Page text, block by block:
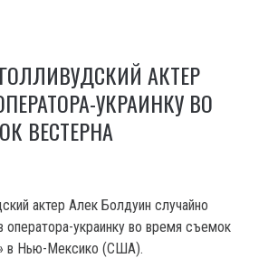
АКТЕР
УКРАИНКУ ВО
ВЕСТЕРНА
актер Алек Болдуин случайно
оператора-украинку во время съемок
в Нью-Мексико (США).